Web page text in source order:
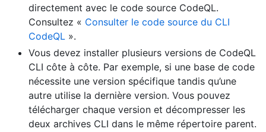
directement avec le code source CodeQL.
Consultez « Consulter le code source du CLI
CodeQL ».
Vous devez installer plusieurs versions de CodeQL
CLI côte à côte. Par exemple, si une base de code
nécessite une version spécifique tandis qu’une
autre utilise la dernière version. Vous pouvez
télécharger chaque version et décompresser les
deux archives CLI dans le même répertoire parent.